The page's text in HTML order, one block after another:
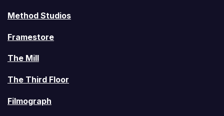
Method Studios
Framestore
The Mill
The Third Floor
Filmograph